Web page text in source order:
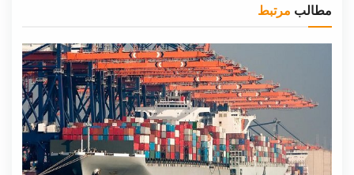
مطالب مرتبط